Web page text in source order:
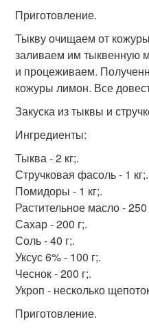
Приготовление.
Тыкву очищаем от
заливаем им тыквенную
и процеживаем.
кожуры лимон. Все
Закуска из тыквы и
Ингредиенты:
Тыква - 2 кг;.
Стручковая фасоль - 1 кг;.
Помидоры - 1 кг;.
Растительное масло - 250
Сахар - 200 г;.
Соль - 40 г;.
Уксус 6% - 100 г;.
Чеснок - 200 г;.
Укроп - несколько
Приготовление.